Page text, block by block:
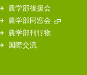
農学部後援会
農学部同窓会
農学部刊行物
国際交流